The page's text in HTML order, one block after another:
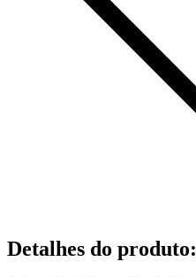
Detalhes do produto: